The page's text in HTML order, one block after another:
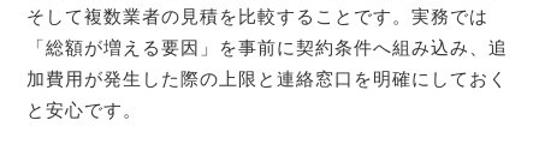
そして複数業者の見積を比較することです。実務では
「総額が増える要因」を事前に契約条件へ組み込み、追
加費用が発生した際の上限と連絡窓口を明確にしておく
と安心です。